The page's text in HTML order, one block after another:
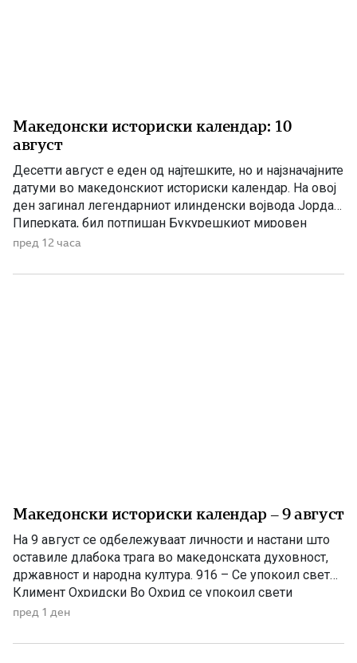
Македонски историски календар: 10
август
Десетти август е еден од најтешките, но и најзначајните
датуми во македонскиот историски календар. На овој
ден загинал легендарниот илинденски војвода Јордан
Пиперката, бил потпишан Букурешкиот мировен
договор со кој била запечатена поделбата на
признавање на македонскиот народ и за културна
пред 12 часа
Македонски историски календар – 9 август
На 9 август се одбележуваат личности и настани што
оставиле длабока трага во македонската духовност,
државност и народна култура. 916 – Се упокоил свети
Климент Охридски Во Охрид се упокоил свети
Климент Охридски, еден од најзначајните ученици на
Охридската книжевна школа и патрон на
пред 1 ден